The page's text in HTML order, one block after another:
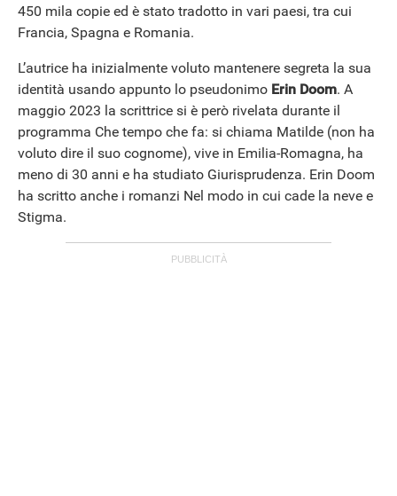
450 mila copie ed è stato tradotto in vari paesi, tra cui
Francia, Spagna e Romania.
L’autrice ha inizialmente voluto mantenere segreta la sua
identità usando appunto lo pseudonimo Erin Doom. A
maggio 2023 la scrittrice si è però rivelata durante il
programma Che tempo che fa: si chiama Matilde (non ha
voluto dire il suo cognome), vive in Emilia-Romagna, ha
meno di 30 anni e ha studiato Giurisprudenza. Erin Doom
ha scritto anche i romanzi Nel modo in cui cade la neve e
Stigma.